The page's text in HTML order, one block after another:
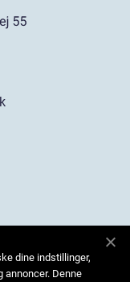
dine indstillinger,
Denne